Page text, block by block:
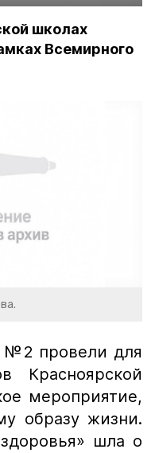
школах
Всемирного
№2 провели для
Красноярской
мероприятие,
образу жизни.
шла о